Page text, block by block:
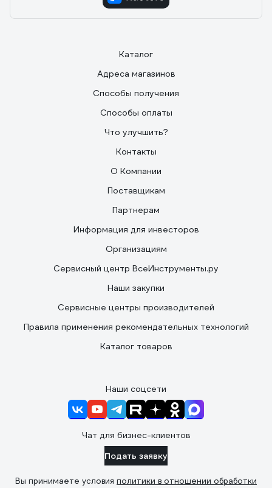
Каталог
Адреса магазинов
Способы получения
Способы оплаты
Что улучшить?
Контакты
О Компании
Поставщикам
Партнерам
Информация для инвесторов
Организациям
Сервисный центр ВсеИнструменты.ру
Наши закупки
Сервисные центры производителей
Правила применения рекомендательных технологий
Каталог товаров
Наши соцсети
Чат для бизнес-клиентов
Подать заявку
Вы принимаете условия политики в отношении обработки